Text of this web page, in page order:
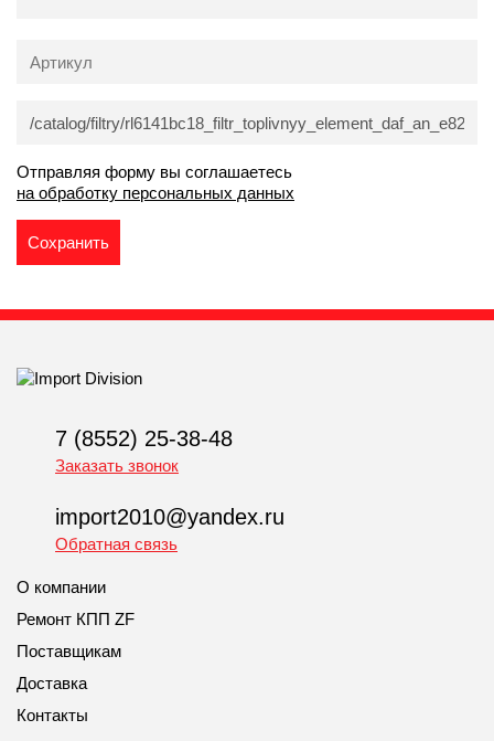
Отправляя форму вы соглашаетесь
на обработку персональных данных
7 (8552) 25-38-48
Заказать звонок
import2010@yandex.ru
Обратная связь
О компании
Ремонт КПП ZF
Поставщикам
Доставка
Контакты